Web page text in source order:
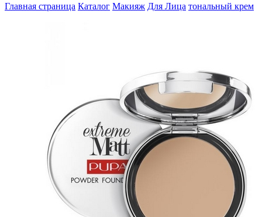
Главная страница Каталог Макияж Для Лица тональный крем